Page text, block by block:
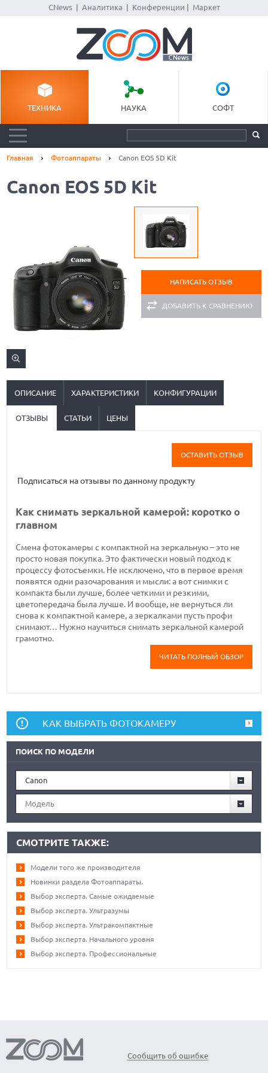
CNews| Аналитика Конференции Маркет
ТЕХНИКА НАУКА СОФТ
Главная Фотоаппараты Canon EOS 5D Kit
Canon EOS 5D Kit
НАПИСАТЬ ОТЗЫВ
ДОБАВИТЬ К СРАВНЕНИЮ
ОПИСАНИЕ ХАРАКТЕРИСТИКИ КОНФИГУРАЦИИ
ОТЗЫВЫ СТАТЬИ ЦЕНЫ
ОСТАВИТЬ ОТЗЫВ
Подписаться на отзывы по данному продукту
Как снимать зеркальной камерой: коротко о
главном
Смена фотокамеры с компактной на зеркальную – это не
просто новая покупка. Это фактически новый подход к
процессу фотосъемки. Не исключено, что в первое время
появятся одни разочарования и мысли: а вот снимки с
компакта были лучше, более четкими и резкими,
цветопередача была лучше. И вообще, не вернуться ли
снова к компактной камере, а зеркалками пусть профи
снимают… Нужно научиться снимать зеркальной камерой
грамотно.
ЧИТАТЬ ПОЛНЫЙ ОБЗОР
КАК ВЫБРАТЬ ФОТОКАМЕРУ
ПОИСК ПО МОДЕЛИ
Canon
Модель
СМОТРИТЕ ТАКЖЕ:
Модели того же производителя
Новинки раздела Фотоаппараты.
Выбор эксперта. Самые ожидаемые
Выбор эксперта. Ультразумы
Выбор эксперта. Ультракомпактные
Выбор эксперта. Начального уровня
Выбор эксперта. Профессиональные
Сообщить об ошибке